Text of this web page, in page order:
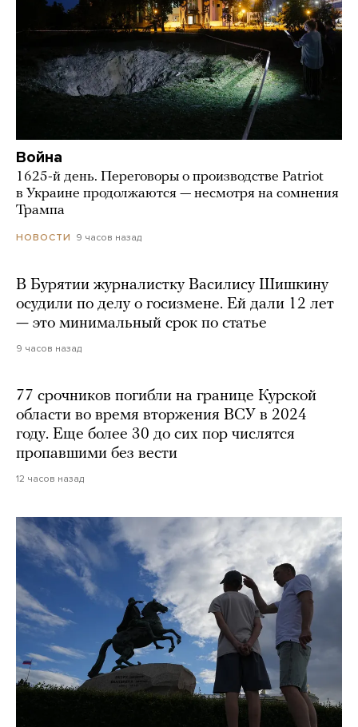
Война
1625-й день. Переговоры о производстве Patriot
в Украине продолжаются — несмотря на сомнения
Трампа
НОВОСТИ 9 часов назад
В Бурятии журналистку Василису Шишкину
осудили по делу о госизмене. Ей дали 12 лет
— это минимальный срок по статье
9 часов назад
77 срочников погибли на границе Курской
области во время вторжения ВСУ в 2024
году. Еще более 30 до сих пор числятся
пропавшими без вести
12 часов назад